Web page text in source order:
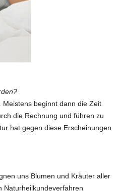
Meistens beginnt dann die Zeit
die Rechnung und führen zu
hat gegen diese Erscheinungen
uns Blumen und Kräuter aller
Naturheilkundeverfahren